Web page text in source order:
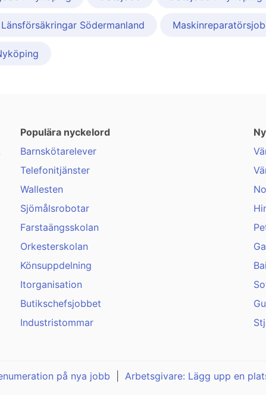
Länsförsäkringar Södermanland
Populära nyckelord
Barnskötarelever
Telefonitjänster
Wallesten
Sjömålsrobotar
Farstaängsskolan
Orkesterskolan
Könsuppdelning
Itorganisation
Butikschefsjobbet
Industristommar
på nya jobb Arbetsgivare: Lägg upp en